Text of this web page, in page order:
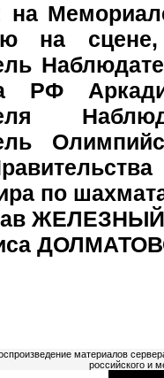
на
на
РФ
по
материалов
российского и